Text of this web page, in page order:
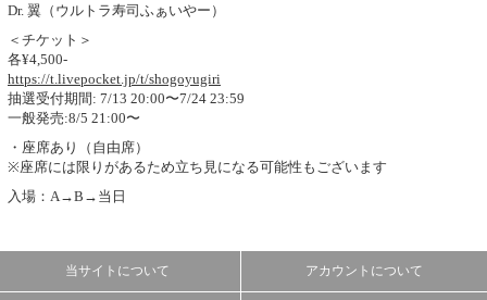
Dr. 翼（ウルトラ寿司ふぁいやー）
＜チケット＞
各¥4,500-
https://t.livepocket.jp/t/shogoyugiri
抽選受付期間: 7/13 20:00〜7/24 23:59
一般発売:8/5 21:00〜
・座席あり（自由席）
※座席には限りがあるため立ち見になる可能性もございます
入場：A→B→当日
当サイトについて アカウントについて